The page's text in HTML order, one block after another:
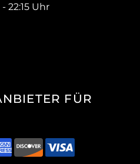
- 22:15 Uhr
FÜR